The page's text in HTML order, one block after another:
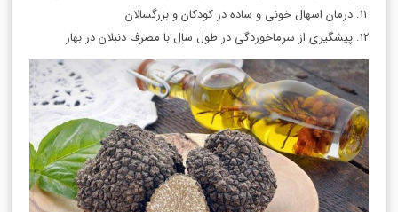
درمان اسهال خونی و ساده در کودکان و بزرگسالان
پیشگیری از سرماخوردگی در طول سال با مصرف دنبلان در بهار